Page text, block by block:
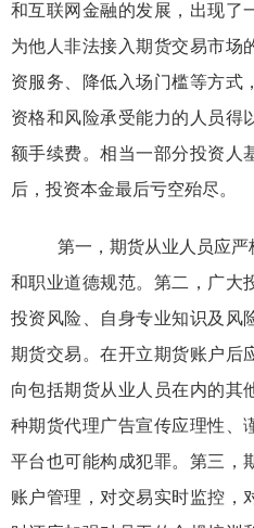
和互联网金融的发展，出现了
为他人非法接入期货交易市场
资服务、降低入场门槛等方式
资格和风险承受能力的人员得
额手续费。相当一部分投资人
后，投资本金最后亏空殆尽。
第一，期货从业人员应
和职业道德规范。第二，广大
投资风险、自身专业知识及风
期货交易。在开立期货账户后
向包括期货从业人员在内的其
种期货代理广告宣传应理性、
平台也可能构成犯罪。第三，
账户管理，对交易实时监控，